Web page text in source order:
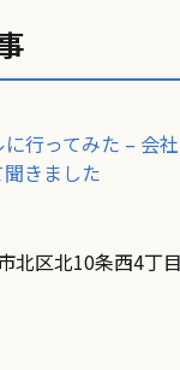
行ってみた – 会
きました
北区北10条西4丁